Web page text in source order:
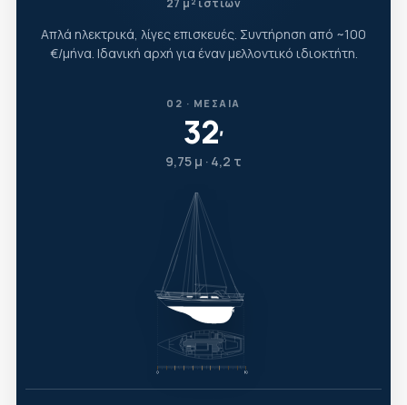
27 μ² ιστίων
Απλά ηλεκτρικά, λίγες επισκευές. Συντήρηση από ~100
€/μήνα. Ιδανική αρχή για έναν μελλοντικό ιδιοκτήτη.
02 · ΜΕΣΑΊΑ
32′
9,75 μ · 4,2 τ